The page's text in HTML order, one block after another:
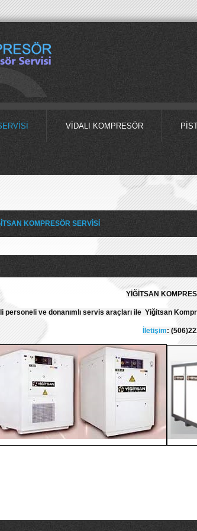
VIDALI KOMPRESÖR
KOMPRESÖR SERVİSİ
YİĞİTSAN
personeli ve donanımlı servis araçları ile Yiğitsan
İletişim: